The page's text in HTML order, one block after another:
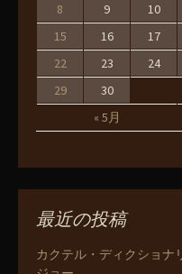
« 5月
8
9 10
15
16 17
22
23 24
29
30
最近の投稿
カクテル・ディクショ